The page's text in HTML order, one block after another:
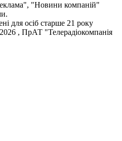
"Новини компаній"
для осіб старше 21 року
2026 , ПрАТ "Телерадіокомпанія